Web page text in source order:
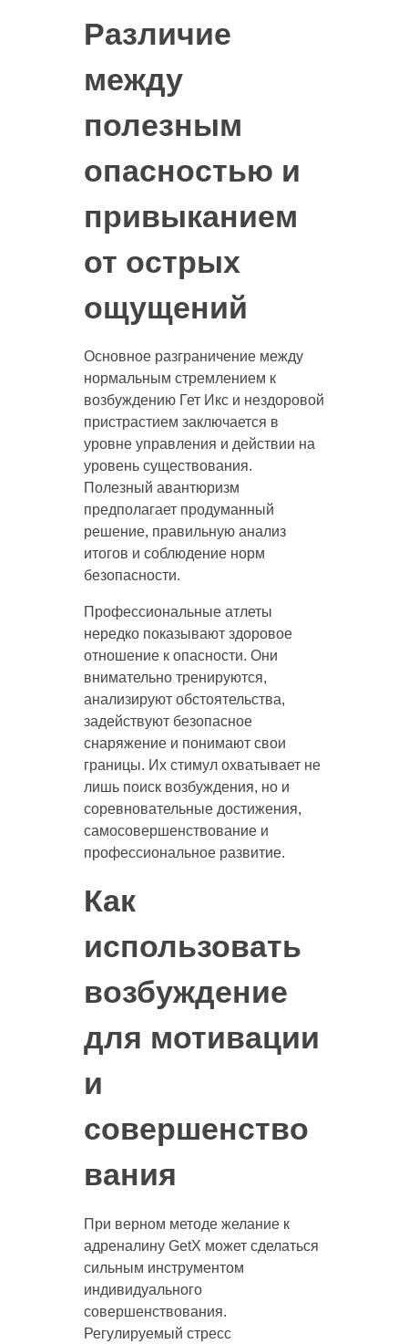
Различие
между
полезным
опасностью и
привыканием
от острых
ощущений
Основное разграничение между
нормальным стремлением к
возбуждению Гет Икс и нездоровой
пристрастием заключается в
уровне управления и действии на
уровень существования.
Полезный авантюризм
предполагает продуманный
решение, правильную анализ
итогов и соблюдение норм
безопасности.
Профессиональные атлеты
нередко показывают здоровое
отношение к опасности. Они
внимательно тренируются,
анализируют обстоятельства,
задействуют безопасное
снаряжение и понимают свои
границы. Их стимул охватывает не
лишь поиск возбуждения, но и
соревновательные достижения,
самосовершенствование и
профессиональное развитие.
Как
использовать
возбуждение
для мотивации
и
совершенство
вания
При верном методе желание к
адреналину GetX может сделаться
сильным инструментом
индивидуального
совершенствования.
Регулируемый стресс